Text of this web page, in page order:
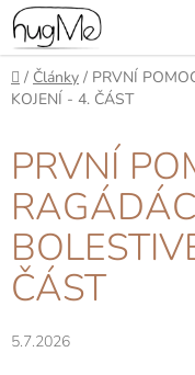
Přejít
na
obsah
Domů
/ Články / PRVNÍ
KOJENÍ - 4. ČÁST
PRVNÍ
ČÁST
5.7.2026